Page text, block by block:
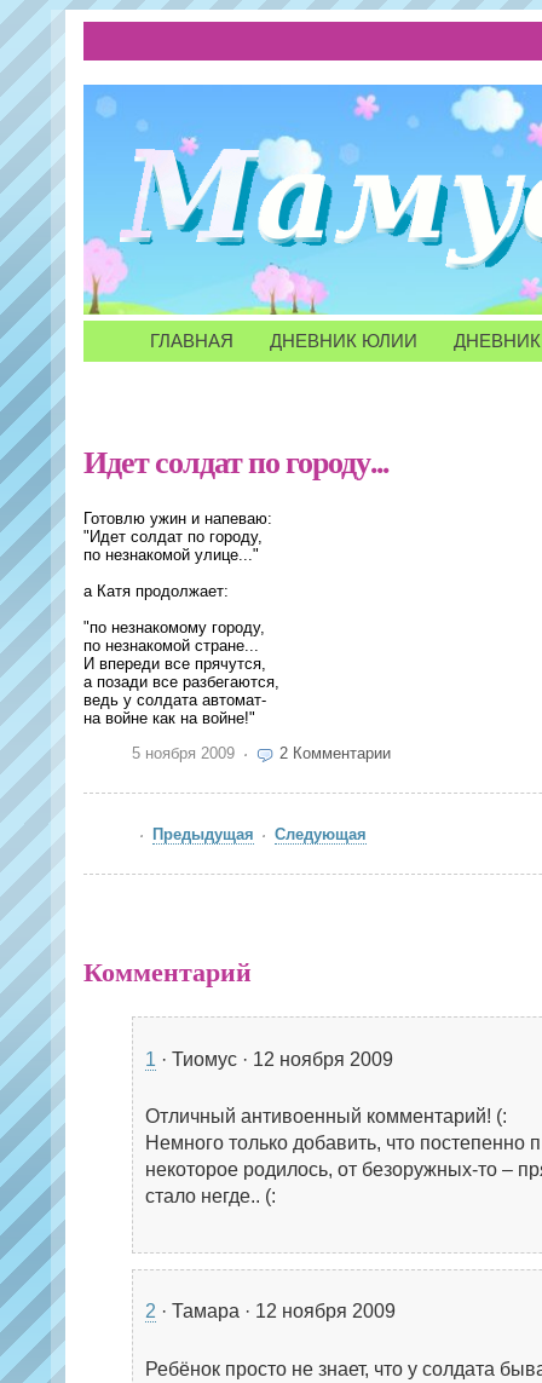
ГЛАВНАЯ ДНЕВНИК ЮЛИИ
Идет солдат по городу...
Готовлю ужин и напеваю:
"Идет солдат по городу,
по незнакомой улице..."
а Катя продолжает:
"по незнакомому городу,
по незнакомой стране...
И впереди все прячутся,
а позади все разбегаются,
ведь у солдата автомат-
на войне как на войне!"
5 ноября 2009
2 Комментарии
Предыдущая Следующая
Комментарий
1 · Тиомус · 12 ноября 2009
Отличный антивоенный комментарий! (:
Немного только добавить, что постепенно
некоторое родилось, от безоружных-то –
стало негде.. (:
2 · Тамара · 12 ноября 2009
Ребёнок просто не знает, что у солдата